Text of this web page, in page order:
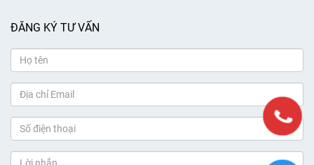
ĐĂNG KÝ TƯ VẤN